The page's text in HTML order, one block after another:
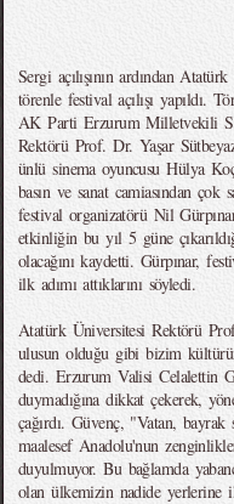
Sergi açılışının ardından
törenle festival açılışı yapıldı.
AK Parti Erzurum Milletvekili
Rektörü Prof. Dr. Yaşar
ünlü sinema oyuncusu Hülya
basın ve sanat camiasından çok
festival organizatörü Nil
etkinliğin bu yıl 5 güne
olacağını kaydetti. Gürpınar,
ilk adımı attıklarını söyledi.
Atatürk Üniversitesi Rektörü
ulusun olduğu gibi bizim
dedi. Erzurum Valisi Celalettin
duymadığına dikkat çekerek,
çağırdı. Güvenç, "Vatan,
maalesef Anadolu'nun
duyulmuyor. Bu bağlamda
olan ülkemizin nadide yerlerine